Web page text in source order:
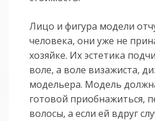
Лицо и фигура модели
человека, они уже не
хозяйке. Их эстетика
воле, а воле визажиста,
модельера. Модель
готовой приобнажиться,
волосы, а если ей вдруг